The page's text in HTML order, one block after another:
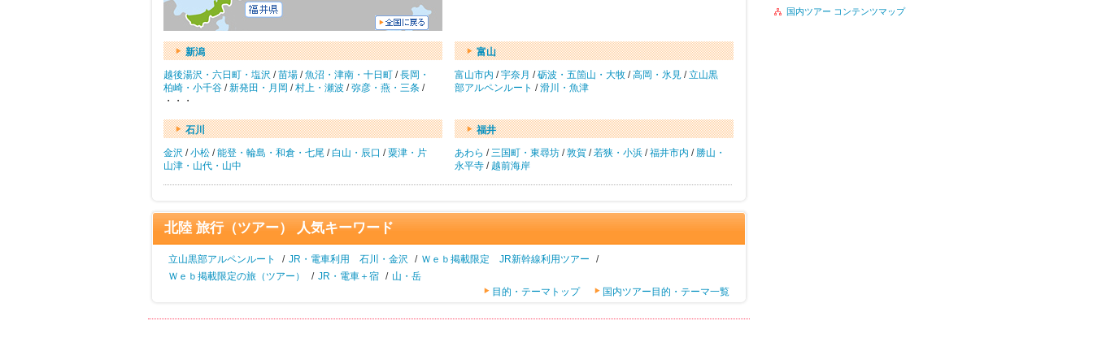
新潟
越後湯沢・六日町・塩沢 /苗場 /魚沼・津南・十日町 /長岡・
柏崎・小千谷 /新発田・月岡 /村上・瀬波 /弥彦・燕・三条 /
・・・
富山
富山市内 /宇奈月 /砺波・五箇山・大牧 /高岡・氷見 /立山黒
部アルペンルート /滑川・魚津
石川
金沢 /小松 /能登・輪島・和倉・七尾 /白山・辰口 /粟津・片
山津・山代・山中
福井
あわら /三国町・東尋坊 /敦賀 /若狭・小浜 /福井市内 / 勝山・
永平寺 / 越前海岸
北陸 旅行（ツアー） 人気キーワード
立山黒部アルペンルート / JR・電車利用 石川・金沢 / Ｗｅｂ掲載限定 JR新幹線利用ツアー
/
Ｗｅｂ掲載限定の旅（ツアー）
/ JR・電車＋宿 / 山・岳
目的・テーマトップ
国内ツアー目的・テーマ一覧
国内ツアー コンテンツマップ